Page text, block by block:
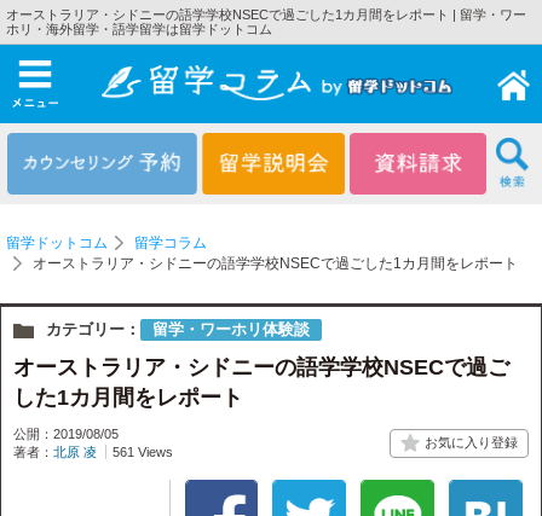
オーストラリア・シドニーの語学学校NSECで過ごした1カ月間をレポート | 留学・ワー
ホリ・海外留学・語学留学は留学ドットコム
メニュー
留学ドットコム
留学コラム
オーストラリア・シドニーの語学学校NSECで過ごした1カ月間をレポート
カテゴリー： 留学・ワーホリ体験談
オーストラリア・シドニーの語学学校NSECで過ご
した1カ月間をレポート
公開：2019/08/05
著者： 北原 凌 561 Views